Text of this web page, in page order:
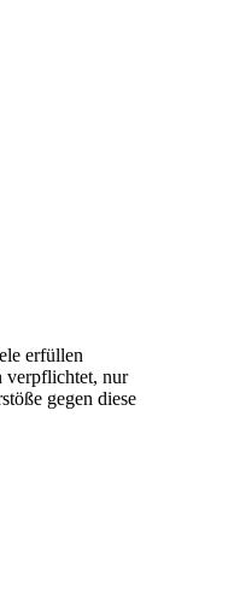
erfüllen
verpflichtet, nur
gegen diese